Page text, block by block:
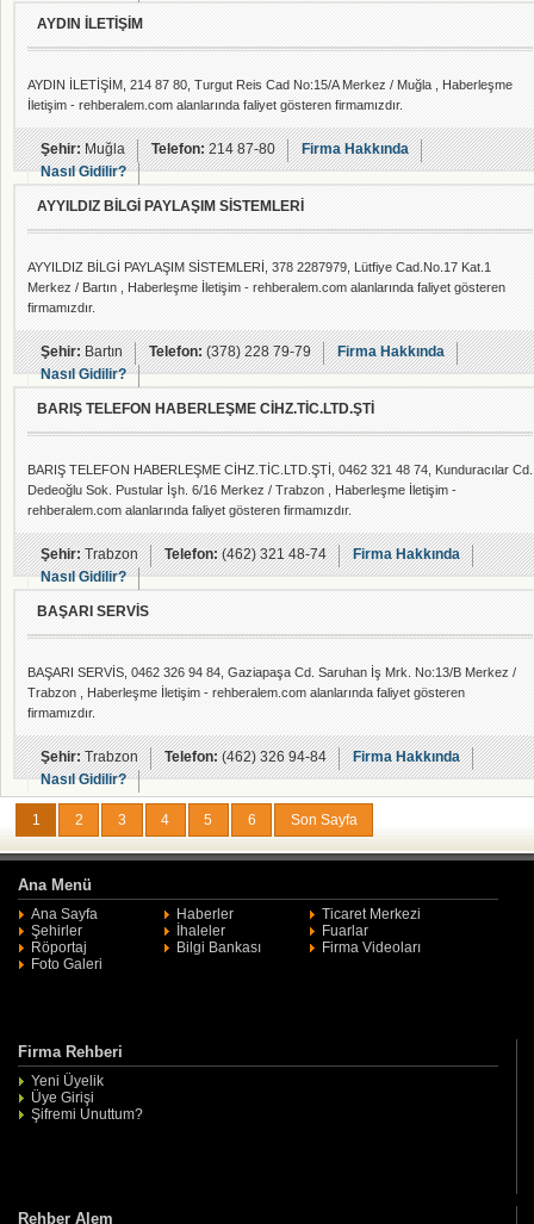
AYDIN İLETİŞİM
AYDIN İLETİŞİM, 214 87 80, Turgut Reis Cad No:15/A Merkez / Muğla , Haberleşme
İletişim - rehberalem.com alanlarında faliyet gösteren firmamızdır.
Şehir:Muğla Telefon:214 87-80
Firma Hakkında
Nasıl Gidilir?
AYYILDIZ BİLGİ PAYLAŞIM SİSTEMLERİ
AYYILDIZ BİLGİ PAYLAŞIM SİSTEMLERİ, 378 2287979, Lütfiye Cad.No.17 Kat.1
Merkez / Bartın , Haberleşme İletişim - rehberalem.com alanlarında faliyet gösteren
firmamızdır.
Şehir:Bartın Telefon:(378) 228 79-79
Firma Hakkında
Nasıl Gidilir?
BARIŞ TELEFON HABERLEŞME CİHZ.TİC.LTD.ŞTİ
BARIŞ TELEFON HABERLEŞME CİHZ.TİC.LTD.ŞTİ, 0462 321 48 74, Kunduracılar Cd.
Dedeoğlu Sok. Pustular İşh. 6/16 Merkez / Trabzon , Haberleşme İletişim -
rehberalem.com alanlarında faliyet gösteren firmamızdır.
Şehir:Trabzon Telefon:(462) 321 48-74
Firma Hakkında
Nasıl Gidilir?
BAŞARI SERVİS
BAŞARI SERVİS, 0462 326 94 84, Gaziapaşa Cd. Saruhan İş Mrk. No:13/B Merkez /
Trabzon , Haberleşme İletişim - rehberalem.com alanlarında faliyet gösteren
firmamızdır.
Şehir:Trabzon Telefon:(462) 326 94-84
Firma Hakkında
Nasıl Gidilir?
1 2 3 4 5 6 Son Sayfa
Ana Menü
Ana Sayfa Haberler
Ticaret Merkezi
Şehirler
İhaleler
Fuarlar
Röportaj
Bilgi Bankası
Firma Videoları
Foto Galeri
Firma Rehberi
Yeni Üyelik
Üye Girişi
Şifremi Unuttum?
Rehber Alem